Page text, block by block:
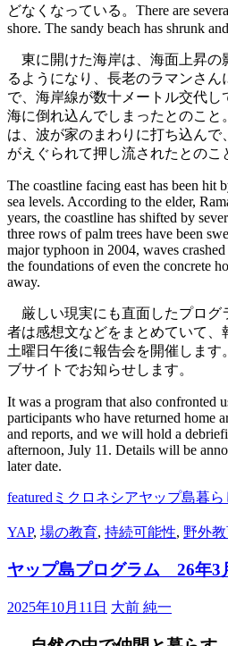
どなくなっている。There are
shore. The sandy beach has shrunk
東に開けた海岸は、海面上昇の
るようになり、長老のラマンさん
で、海岸線が数十メートル交代し
海に倒れ込んでしまったとのこと
は、波が家のまわりに打ち込ん
がえぐられて押し流されたとのこ
The coastline facing east has been hit
sea levels. According to the elder,
years, the coastline has shifted by
three rows of palm trees have been
major typhoon in 2004, waves
the foundations of even the concrete
away.
厳しい現実にも直面したプログ
者は感想文などをまとめていて、
土曜日午後に報告会を開催します
ブサイトでお知らせします。
It was a program that also confronted
participants who have returned home
and reports, and we will hold a
afternoon, July 11. Details will be
later date.
featured ミクロネシアヤップ島暮ら
YAP, 場の教育, 持続可能性, 野外
ヤップ島プログラム 26年3
2025年10月11日 大前 純一